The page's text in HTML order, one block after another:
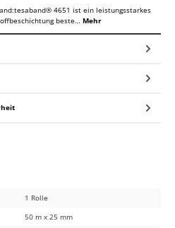
4651 ist ein leistungsstarkes
beste… Mehr
1 Rolle
50 m x 25 mm